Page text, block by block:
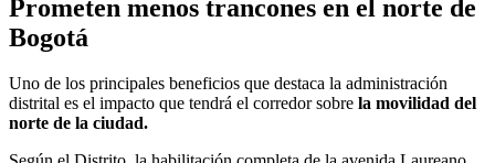
Prometen menos trancones en el norte de
Bogotá
Uno de los principales beneficios que destaca la administración
distrital es el impacto que tendrá el corredor sobre la movilidad del
norte de la ciudad.